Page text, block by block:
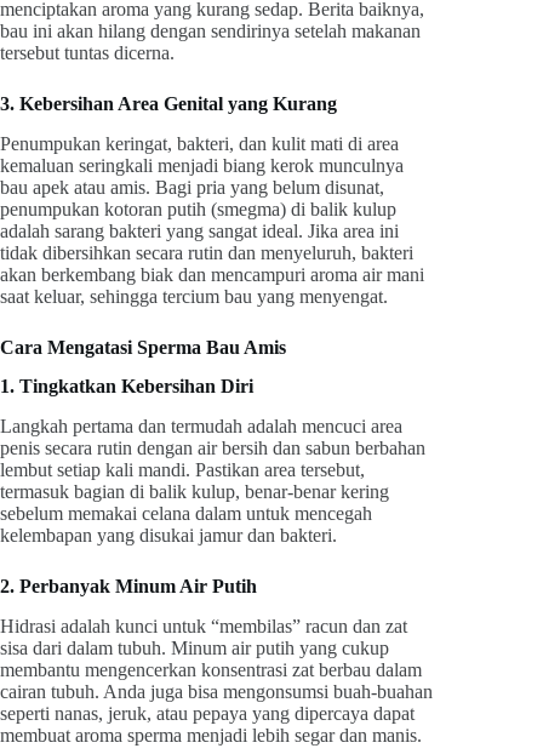
menciptakan aroma yang kurang sedap. Berita baiknya,
bau ini akan hilang dengan sendirinya setelah makanan
tersebut tuntas dicerna.
3. Kebersihan Area Genital yang Kurang
Penumpukan keringat, bakteri, dan kulit mati di area
kemaluan seringkali menjadi biang kerok munculnya
bau apek atau amis. Bagi pria yang belum disunat,
penumpukan kotoran putih (smegma) di balik kulup
adalah sarang bakteri yang sangat ideal. Jika area ini
tidak dibersihkan secara rutin dan menyeluruh, bakteri
akan berkembang biak dan mencampuri aroma air mani
saat keluar, sehingga tercium bau yang menyengat.
Cara Mengatasi Sperma Bau Amis
1. Tingkatkan Kebersihan Diri
Langkah pertama dan termudah adalah mencuci area
penis secara rutin dengan air bersih dan sabun berbahan
lembut setiap kali mandi. Pastikan area tersebut,
termasuk bagian di balik kulup, benar-benar kering
sebelum memakai celana dalam untuk mencegah
kelembapan yang disukai jamur dan bakteri.
2. Perbanyak Minum Air Putih
Hidrasi adalah kunci untuk “membilas” racun dan zat
sisa dari dalam tubuh. Minum air putih yang cukup
membantu mengencerkan konsentrasi zat berbau dalam
cairan tubuh. Anda juga bisa mengonsumsi buah-buahan
seperti nanas, jeruk, atau pepaya yang dipercaya dapat
membuat aroma sperma menjadi lebih segar dan manis.